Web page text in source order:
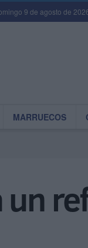
9 de agosto de
MARRUECOS
un